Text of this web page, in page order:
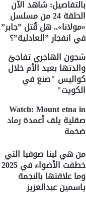
بالتفاصيل: شاهد الآن
الحلقة 24 من مسلسل
«مولانا».. هل قُتل ”جابر”
في انفجار ”العادلية”؟
شجون الهاجري تفاجئ
والدتها بعيد الأم خلال
كواليس "صنع في
الكويت"
Watch: Mount etna in
صقلية يلف أعمدة رماد
ضخمة
من هي لينا صوفيا التي
خطفت الأضواء في 2025
وما علاقتها بالنجمة
ياسمين عبدالعزيز